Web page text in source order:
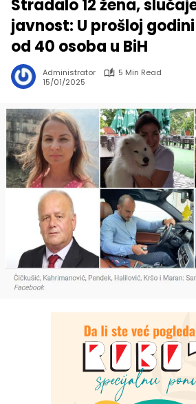
Stradalo 12 žena,
javnost: U prošloj
od 40 osoba u BiH
Administrator
5 Min Read
15/01/2025